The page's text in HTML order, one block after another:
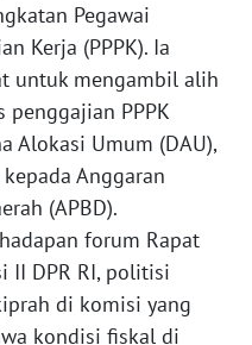
Pegawai
Kerja (PPPK). Ia
untuk mengambil alih
PPPK
Alokasi Umum (DAU),
Anggaran
(APBD).
forum Rapat
II DPR RI, politisi
di komisi yang
kondisi fiskal di